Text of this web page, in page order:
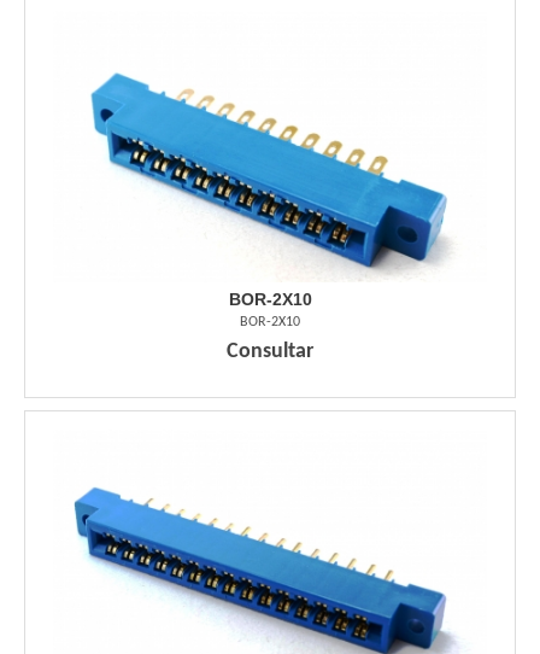
BOR-2X10
BOR-2X10
Consultar